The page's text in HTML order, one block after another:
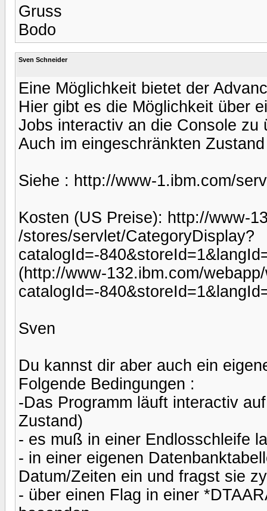
Gruss
Bodo
Sven Schneider
Eine Möglichkeit bietet der
Hier gibt es die Möglichkeit über
Jobs interactiv an die Console zu
Auch im eingeschränkten
Siehe : http://www-1.ibm.com/
Kosten (US Preise): http://www-
/stores/servlet/CategoryDisplay?
catalogId=-
(http://www-132.ibm.com/
catalogId=-
Sven
Du kannst dir aber auch ein
Folgende Bedingungen :
-Das Programm läuft interactiv
Zustand)
- es muß in einer Endlosschleife
- in einer eigenen
Datum/Zeiten ein und fragst sie
- über einen Flag in einer